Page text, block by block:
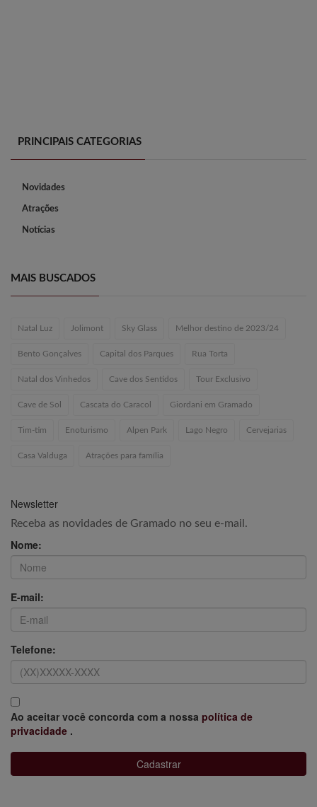
PRINCIPAIS CATEGORIAS
Novidades
Atrações
Notícias
MAIS BUSCADOS
Natal Luz Jolimont Sky Glass Melhor destino de 2023/24
Bento Gonçalves Capital dos Parques Rua Torta
Natal dos Vinhedos Cave dos Sentidos Tour Exclusivo
Cave de Sol Cascata do Caracol Giordani em Gramado
Tim-tim Enoturismo Alpen Park Lago Negro Cervejarias
Casa Valduga Atrações para família
Newsletter
Receba as novidades de Gramado no seu e-mail.
Nome:
E-mail:
Telefone:
Ao aceitar você concorda com a nossa política de
privacidade .
Cadastrar